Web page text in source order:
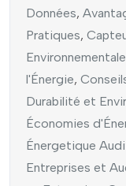
Données,
Pratiques,
l'Énergie,
Durabilité et
Économies
Énergetique
Entreprises et